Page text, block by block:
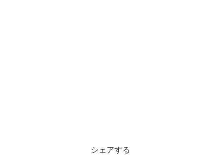
シェアする